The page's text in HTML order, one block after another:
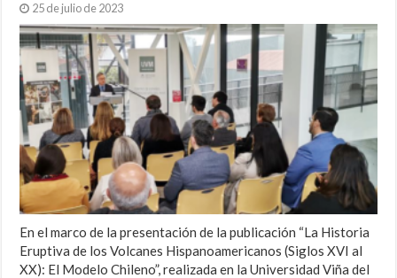
25 de julio de 2023
En el marco de la presentación de la publicación “La Historia
Eruptiva de los Volcanes Hispanoamericanos (Siglos XVI al
XX): El Modelo Chileno”, realizada en la Universidad Viña del